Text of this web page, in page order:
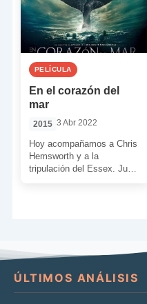
PELÍCULA
En el corazón del
mar
2015 3 Abr 2022
Hoy acompañamos a Chris
Hemsworth y a la
tripulación del Essex. Junto
ÚLTIMOS ANÁLISIS